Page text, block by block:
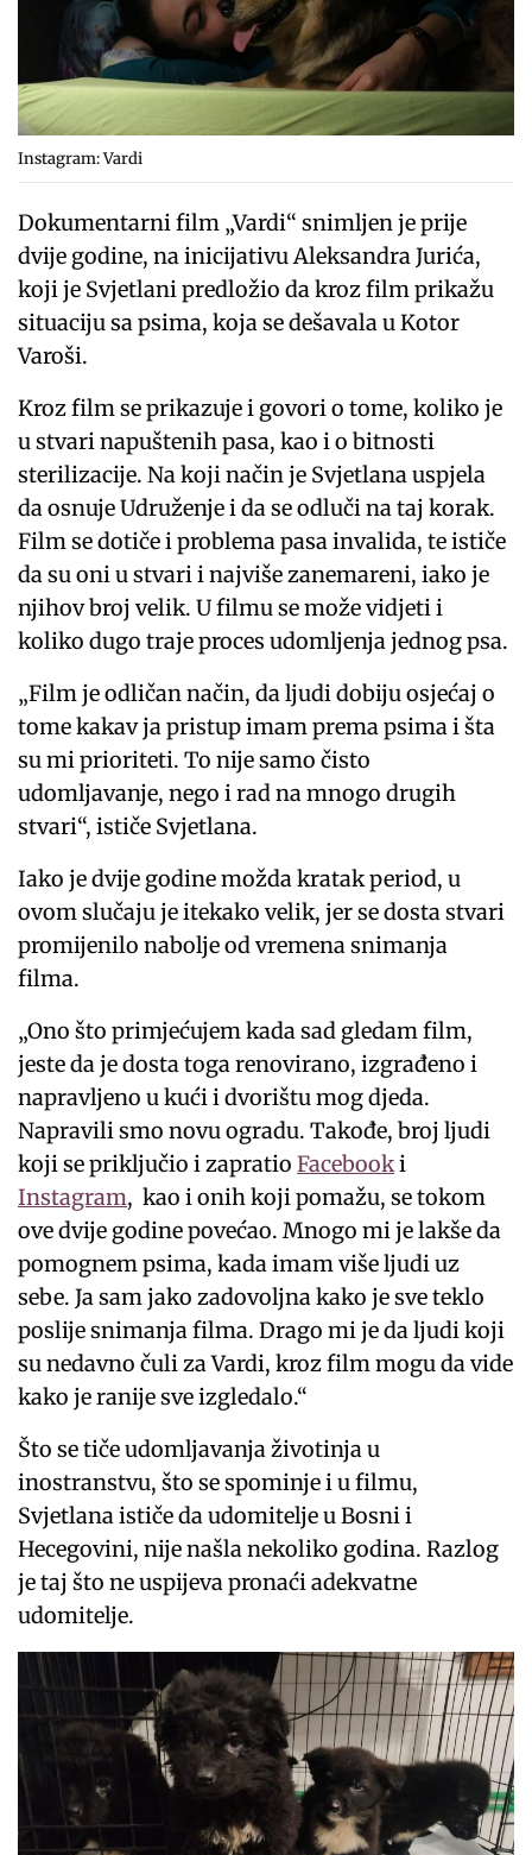
Instagram: Vardi
Dokumentarni film „Vardi“ snimljen je prije
dvije godine, na inicijativu Aleksandra Jurića,
koji je Svjetlani predložio da kroz film prikažu
situaciju sa psima, koja se dešavala u Kotor
Varoši.
Kroz film se prikazuje i govori o tome, koliko je
u stvari napuštenih pasa, kao i o bitnosti
sterilizacije. Na koji način je Svjetlana uspjela
da osnuje Udruženje i da se odluči na taj korak.
Film se dotiče i problema pasa invalida, te ističe
da su oni u stvari i najviše zanemareni, iako je
njihov broj velik. U filmu se može vidjeti i
koliko dugo traje proces udomljenja jednog psa.
„Film je odličan način, da ljudi dobiju osjećaj o
tome kakav ja pristup imam prema psima i šta
su mi prioriteti. To nije samo čisto
udomljavanje, nego i rad na mnogo drugih
stvari“, ističe Svjetlana.
Iako je dvije godine možda kratak period, u
ovom slučaju je itekako velik, jer se dosta stvari
promijenilo nabolje od vremena snimanja
filma.
„Ono što primjećujem kada sad gledam film,
jeste da je dosta toga renovirano, izgrađeno i
napravljeno u kući i dvorištu mog djeda.
Napravili smo novu ogradu. Takođe, broj ljudi
koji se priključio i zapratioFacebooki
Instagram, kao i onih koji pomažu, se tokom
ove dvije godine povećao. Mnogo mi je lakše da
pomognem psima, kada imam više ljudi uz
sebe. Ja sam jako zadovoljna kako je sve teklo
poslije snimanja filma. Drago mi je da ljudi koji
su nedavno čuli za Vardi, kroz film mogu da vide
kako je ranije sve izgledalo.“
Što se tiče udomljavanja životinja u
inostranstvu, što se spominje i u filmu,
Svjetlana ističe da udomitelje u Bosni i
Hecegovini, nije našla nekoliko godina. Razlog
je taj što ne uspijeva pronaći adekvatne
udomitelje.